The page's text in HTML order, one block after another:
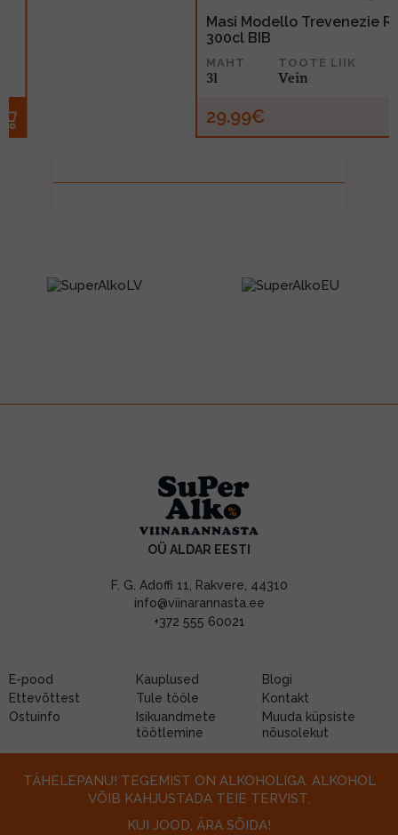
Masi Modello Trevenezie Rosso 12%
TOOTE LIIK
OÜ ALDAR EESTI
F. G. Adoffi 11, Rakvere, 44310
info@viinarannasta.ee
+372 555 60021
E-pood Kauplused
Blogi
Ettevõttest
Tule tööle
Kontakt
Ostuinfo
Isikuandmete
töötlemine
Muuda küpsiste
nõusolekut
TÄHELEPANU! TEGEMIST ON ALKOHOLIGA. ALKOHOL
VÕIB KAHJUSTADA TEIE TERVIST.
KUI JOOD, ÄRA SÕIDA!